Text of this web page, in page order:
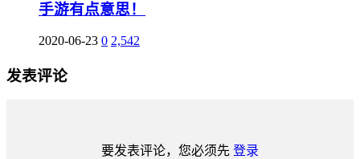
手游有点意思！
2020-06-23 0 2,542
发表评论
要发表评论，您必须先 登录